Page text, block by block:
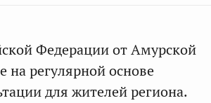
Федерации от Амурской
на регулярной основе
для жителей региона.